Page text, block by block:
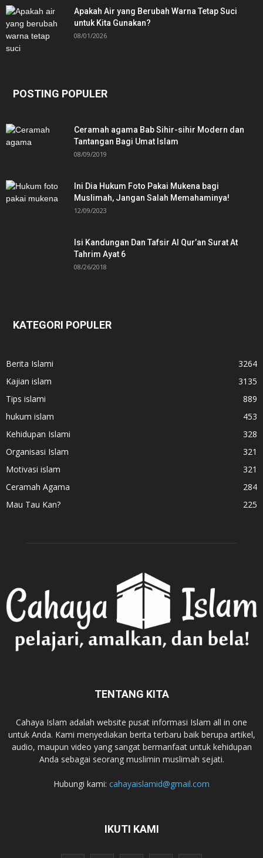
Apakah Air yang Berubah Warna Tetap Suci
untuk Kita Gunakan?
08/01/2026
POSTING POPULER
Ceramah agama Bab Sihir-sihir Modern dan
Tantangan Bagi Umat Islam
08/09/2019
Ini Dia Hukum Foto Pakai Mukena bagi
Muslimah, Jangan Salah Memahaminya!
12/09/2023
Isi Kandungan Dan Tafsir Al Qur’an Surat At
Tahrim Ayat 6
08/26/2018
KATEGORI POPULER
Berita Islami
3264
Kajian islam
3135
Tips islami
889
hukum islam
453
Kehidupan Islami
328
Organisasi Islam
321
Motivasi islam
321
Ceramah Agama
284
Mau Tau Kan?
225
TENTANG KITA
Cahaya Islam adalah website pusat informasi Islam all in one
untuk Anda. Kami menyediakan berita terbaru baik berupa artikel,
audio, maupun video yang sangat bermanfaat untuk kehidupan
Anda sebagai seorang muslimin muslimah sejati.
Hubungi kami: cahayaislamid@gmail.com
IKUTI KAMI